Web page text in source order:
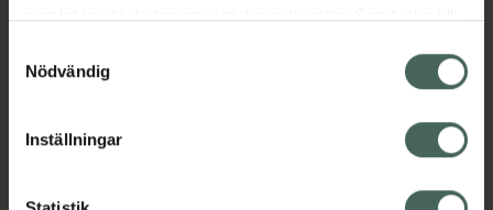
återkalla ditt samtycke via webbplatsens
cookieinställningar. Ett återkallat samtycke påverkar inte
lagligheten av behandling som skett innan återkallelsen.
Nödvändig
Inställningar